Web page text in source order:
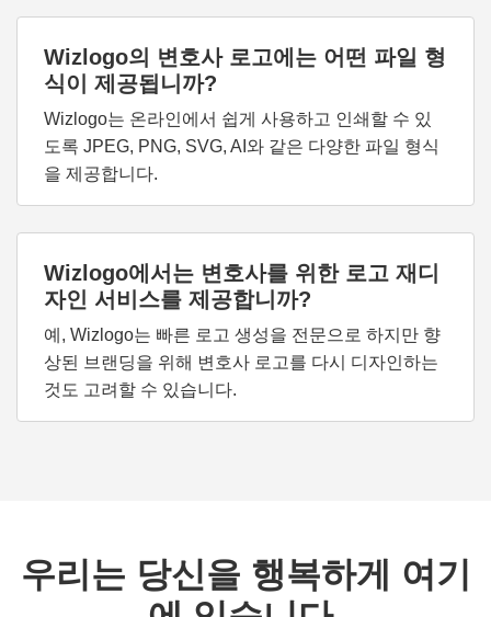
Wizlogo의 변호사 로고에는 어떤 파일 형
식이 제공됩니까?
Wizlogo는 온라인에서 쉽게 사용하고 인쇄할 수 있
도록 JPEG, PNG, SVG, AI와 같은 다양한 파일 형식
을 제공합니다.
Wizlogo에서는 변호사를 위한 로고 재디
자인 서비스를 제공합니까?
예, Wizlogo는 빠른 로고 생성을 전문으로 하지만 향
상된 브랜딩을 위해 변호사 로고를 다시 디자인하는
것도 고려할 수 있습니다.
우리는 당신을 행복하게 여기